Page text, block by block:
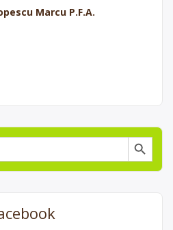
Marcu P.F.A.
Search Button